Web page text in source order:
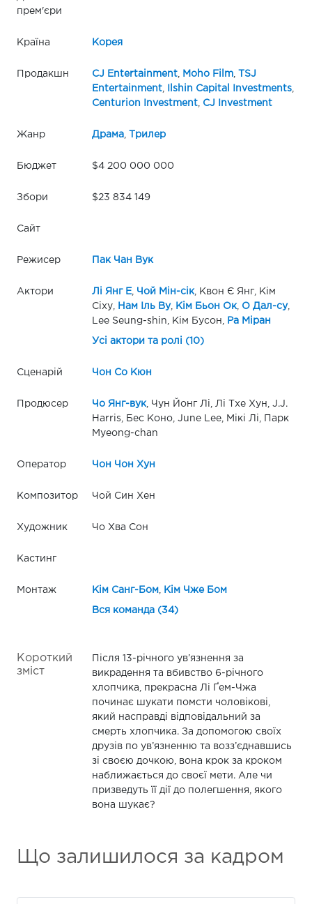
прем'єри
Країна Корея
Продакшн CJ Entertainment, Moho Film,
TSJ
Entertainment, Ilshin Capital Investments,
Centurion Investment, CJ Investment
Жанр Драма, Трилер
Бюджет $4 200 000 000
Збори $23 834 149
Сайт
Режисер Пак Чан Вук
Актори Лі Янг Е, Чой Мін-сік, Квон Є Янг, Кім
Сіху,
Нам Іль Ву, Кім Бьон Ок, О Дал-су,
Lee Seung-shin, Кім Бусон,
Ра Міран
Усі актори та ролі (10)
Сценарій Чон Со Кюн
Продюсер Чо Янг-вук, Чун Йонг Лі, Лі Тхе Хун, J.J.
Harris, Бес Коно, June Lee, Мікі Лі, Парк
Myeong-chan
Оператор Чон Чон Хун
Композитор Чой Син Хен
Художник Чо Хва Сон
Кастинг
Монтаж Кім Санг-Бом, Кім Чже Бом
Вся команда (34)
Короткий
зміст
Після 13-річного ув’язнення за
викрадення та вбивство 6-річного
хлопчика, прекрасна Лі Ґем-Чжа
починає шукати помсти чоловікові,
який насправді відповідальний за
смерть хлопчика. За допомогою своїх
друзів по ув’язненню та возз’єднавшись
зі своєю дочкою, вона крок за кроком
наближається до своєї мети. Але чи
призведуть її дії до полегшення, якого
вона шукає?
Що залишилося за кадром